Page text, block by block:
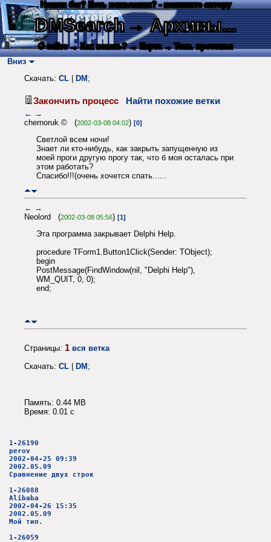
Нашли баг? Есть пожелания? - напишите автору
DMSearch→ Архивы...
О сайте → Как искать? → Карта → Текс. протокол
Вниз
Скачать: CL DM ;
Закончить процесс Найти похожие ветки
← →
chernoruk © (2002-03-08 04:02) [0]
Светлой всем ночи!
Знает ли кто-нибудь, как закрыть запущенную из
моей проги другую прогу так, что б моя осталась при
этом работать?
Спасибо!!!(очень хочется спать......
← →
Neolord (2002-03-08 05:56) [1]
Эта программа закрывает Delphi Help.
procedure TForm1.Button1Click(Sender: TObject);
begin
PostMessage(FindWindow(nil, "Delphi Help"),
WM_QUIT, 0, 0);
end;
Страницы: 1 вся ветка
Скачать: CL DM ;
Память: 0.44 MB
Время: 0.01 c
1-26190
perov
2002-04-25 09:39
2002.05.09
Сравнение двух строк
1-26088
Alibaba
2002-04-26 15:35
2002.05.09
Мой тип.
1-26059